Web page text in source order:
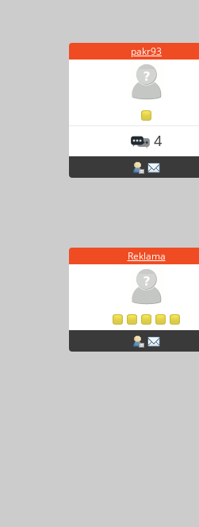
pakr93
4
Reklama